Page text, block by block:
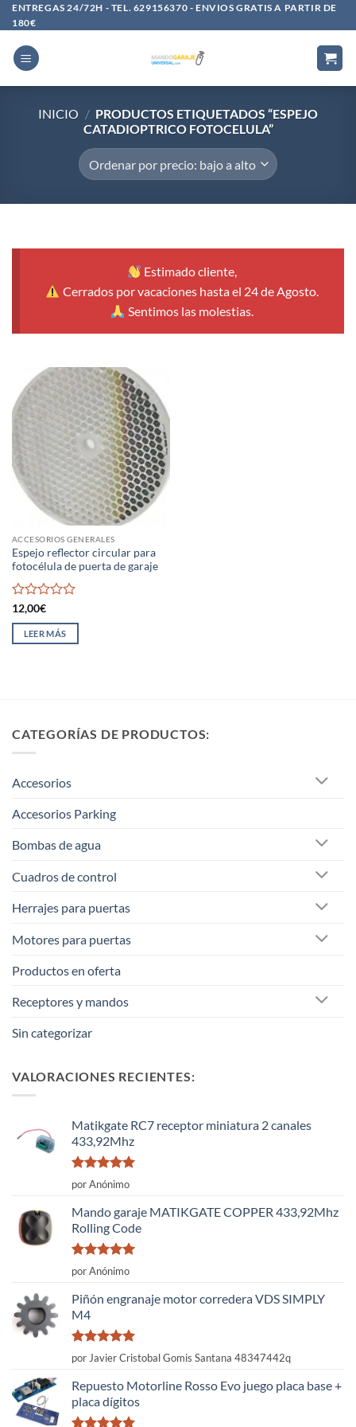
Saltar
al
contenido
ENTREGAS 24/72H - TEL. 629156370 - ENVIOS GRATIS A PARTIR DE
180€
INICIO / PRODUCTOS ETIQUETADOS “ESPEJO
CATADIOPTRICO FOTOCELULA”
Estimado cliente,
Cerrados por vacaciones hasta el 24 de Agosto.
Sentimos las molestias.
ACCESORIOS GENERALES
Espejo reflector circular para
fotocélula de puerta de garaje
Valorado
con
de
12,00€
LEER MÁS
CATEGORÍAS DE PRODUCTOS:
Accesorios
Accesorios Parking
Bombas de agua
Cuadros de control
Herrajes para puertas
Motores para puertas
Productos en oferta
Receptores y mandos
Sin categorizar
VALORACIONES RECIENTES:
Matikgate RC7 receptor miniatura 2 canales
433,92Mhz
Valorado
con
por Anónimo
Mando garaje MATIKGATE COPPER 433,92Mhz
Rolling Code
Valorado
con
por Anónimo
Piñón engranaje motor corredera VDS SIMPLY
M4
Valorado
con
por Javier Cristobal Gomis Santana 48347442q
Repuesto Motorline Rosso Evo juego placa base +
placa dígitos